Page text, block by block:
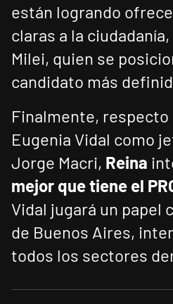
están logrando
claras a la
Milei, quien se
candidato más
Finalmente, respecto
Eugenia Vidal como
Jorge Macri, Reina
mejor que tiene el
Vidal jugará un papel
de Buenos Aires,
todos los sectores